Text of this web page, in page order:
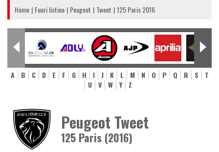
Home Fuori listino Peugeot Tweet 125 Paris 2016
A B C D E F G H I J K L M N O P Q R S
T
U
V W Y Z
Peugeot Tweet
125 Paris (2016)